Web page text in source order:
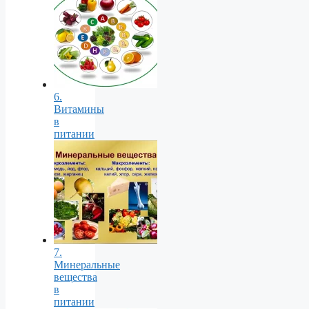
6.
Витамины
в
питании
7.
Минеральные
вещества
в
питании